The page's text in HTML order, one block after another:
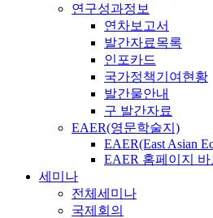
연구성과정보
연차보고서
발간자료목록
인포카드
국가정책기여현황
발간물안내
구 발간자료
EAER(영문학술지)
EAER(East Asian
EAER 홈페이지 바
세미나
전체세미나
국제회의